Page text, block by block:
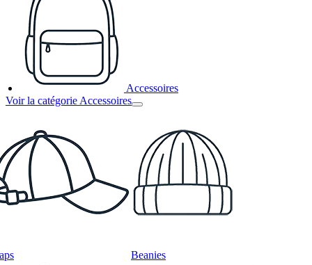
Accessoires
Voir la catégorie Accessoires
Beanies